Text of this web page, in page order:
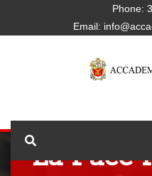
Phone:
Email:
“La Pace